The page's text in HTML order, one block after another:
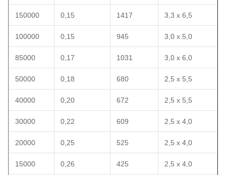
150000 0,15 1417 3,3 x 6,5
100000 0,15 945 3,0 x 5,0
85000 0,17 1031 3,0 x 6,0
50000 0,18 680 2,5 x 5,5
40000 0,20 672 2,5 x 5,5
30000 0,22 609 2,5 x 4,0
20000 0,25 525 2,5 x 4,0
15000 0,26 425 2,5 x 4,0